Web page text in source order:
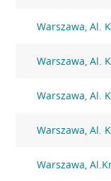
Warszawa, Al.
Warszawa, Al.
Warszawa, Al.
Warszawa, Al.
Warszawa,